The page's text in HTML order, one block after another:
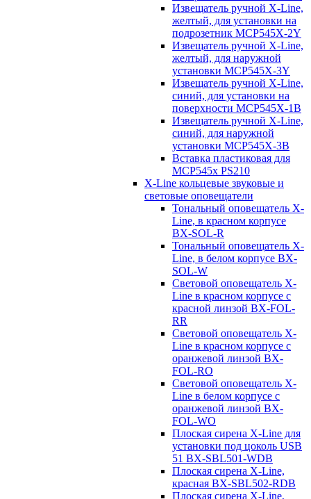
Извещатель ручной X-Line,
желтый, для установки на
подрозетник MCP545X-2Y
Извещатель ручной X-Line,
желтый, для наружной
установки MCP545X-3Y
Извещатель ручной X-Line,
синий, для установки на
поверхности MCP545X-1B
Извещатель ручной X-Line,
синий, для наружной
установки MCP545X-3B
Вставка пластиковая для
MCP545х PS210
X-Line кольцевые звуковые и
световые оповещатели
Тональный оповещатель X-
Line, в красном корпусе
BX-SOL-R
Тональный оповещатель X-
Line, в белом корпусе BX-
SOL-W
Световой оповещатель X-
Line в красном корпусе с
красной линзой BX-FOL-
RR
Световой оповещатель X-
Line в красном корпусе с
оранжевой линзой BX-
FOL-RO
Световой оповещатель X-
Line в белом корпусе с
оранжевой линзой BX-
FOL-WO
Плоская сирена X-Line для
установки под цоколь USB
51 BX-SBL501-WDB
Плоская сирена X-Line,
красная BX-SBL502-RDB
Плоская сирена X-Line,